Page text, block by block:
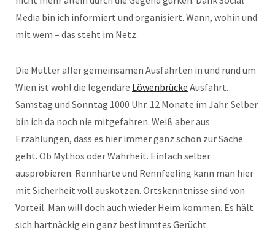
Media bin ich informiert und organisiert. Wann, wohin und
mit wem – das steht im Netz.
Die Mutter aller gemeinsamen Ausfahrten in und rund um
Wien ist wohl die legendäre Löwenbrücke Ausfahrt.
Samstag und Sonntag 1000 Uhr. 12 Monate im Jahr. Selber
bin ich da noch nie mitgefahren. Weiß aber aus
Erzählungen, dass es hier immer ganz schön zur Sache
geht. Ob Mythos oder Wahrheit. Einfach selber
ausprobieren. Rennhärte und Rennfeeling kann man hier
mit Sicherheit voll auskotzen. Ortskenntnisse sind von
Vorteil. Man will doch auch wieder Heim kommen. Es hält
sich hartnäckig ein ganz bestimmtes Gerücht